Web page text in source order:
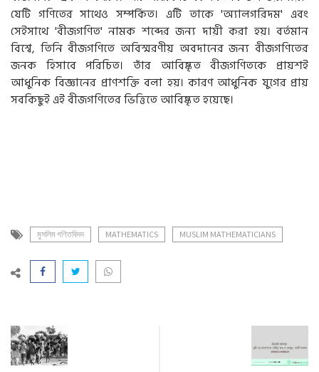
যেটি গণিতের সাথেও সম্পর্কিত। এটি তাকে 'অ্যালগরিদম' এবং
সেইসাথে 'বীজগণিত' নামক শব্দের জন্য দায়ী করা হয়। বর্তমান
বিশ্বে, তিনি বীজগণিতে অবিস্মরণীয় অবদানের জন্য বীজগণিতের
জনক হিসাবে পরিচিত। তাঁর আবিষ্কৃত বীজগণিতকে প্রায়শই
আধুনিক বিজ্ঞানের প্রাণশক্তি বলা হয়। কারণ আধুনিক যুগের প্রায়
সবকিছুই এই বীজগণিতের ভিত্তিতে আবিষ্কৃত হয়েছে।
মুসলিম গণিতবিদদ MATHEMATICS MUSLIM MATHEMATICIANS